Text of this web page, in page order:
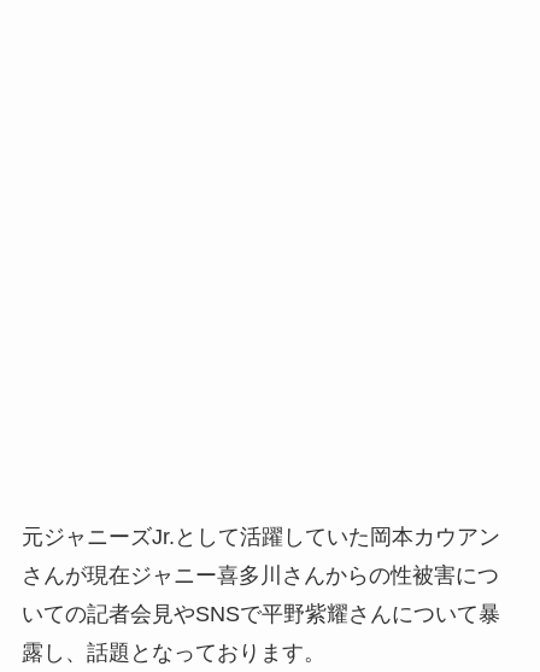
元ジャニーズJr.として活躍していた岡本カウアン
さんが現在ジャニー喜多川さんからの性被害につ
いての記者会見やSNSで平野紫耀さんについて暴
露し、話題となっております。